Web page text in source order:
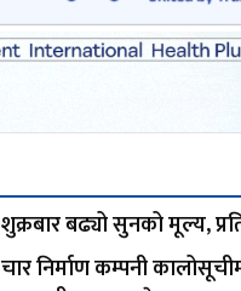
शुक्रबार बढ्यो सुनको मूल्य,
चार निर्माण कम्पनी